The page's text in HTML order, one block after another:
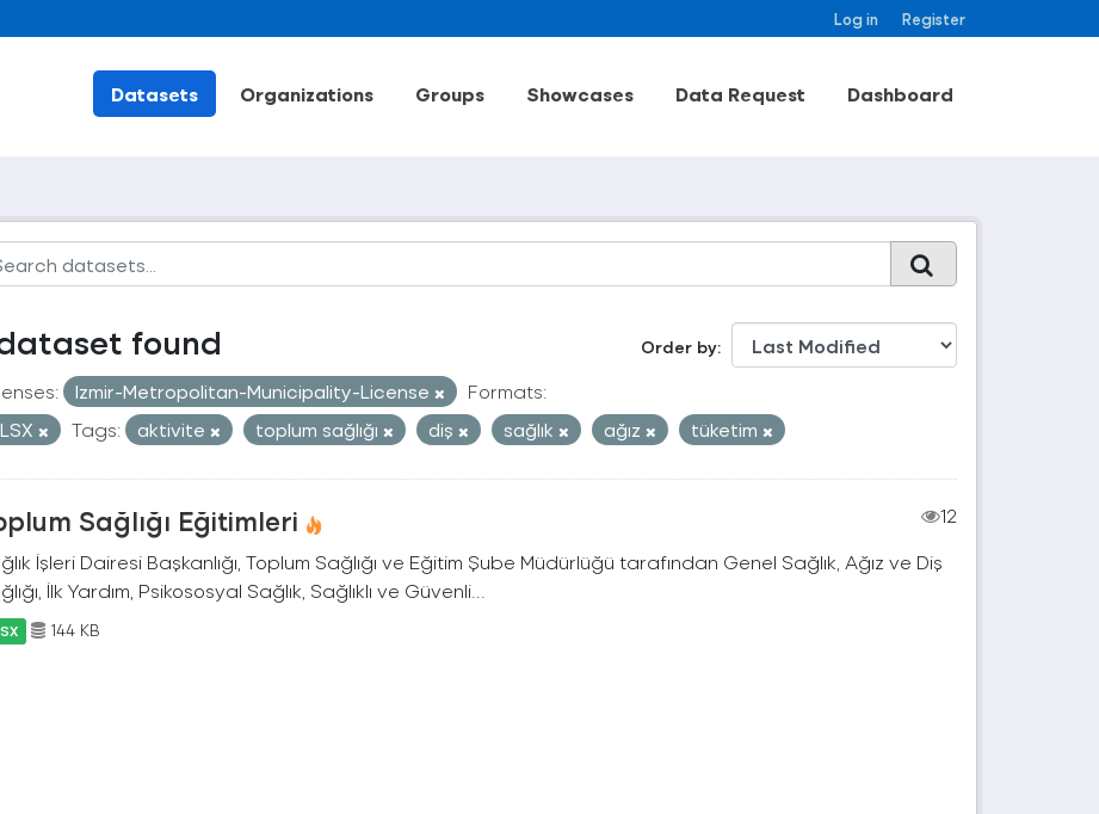
Log in Register
Datasets Organizations Groups Showcases Data Request Dashboard
Order by
found
Izmir-Metropolitan-Municipality-License
Formats:
Tags: aktivite toplum sağlığı diş sağlık ağız tüketim
Sağlığı Eğitimleri
12
İşleri Dairesi Başkanlığı, Toplum Sağlığı ve Eğitim Şube Müdürlüğü tarafından Genel Sağlık, Ağız ve Diş
İlk Yardım, Psikososyal Sağlık, Sağlıklı ve Güvenli...
144 KB